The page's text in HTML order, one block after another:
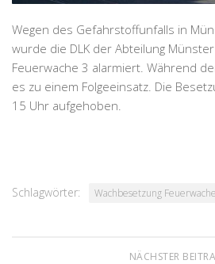
Wegen des Gefahrstoffunfalls in
wurde die DLK der Abteilung
Feuerwache 3 alarmiert. Während
es zu einem Folgeeinsatz. Die
15 Uhr aufgehoben.
Schlagwörter: Wachbesetzung
NÄCHSTER